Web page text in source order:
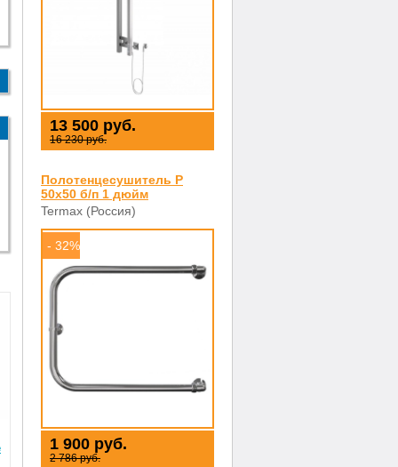
13 500 руб.
16 230 руб.
Полотенцесушитель P
50х50 б/п 1 дюйм
Termax (Россия)
- 32%
1 900 руб.
2 786 руб.